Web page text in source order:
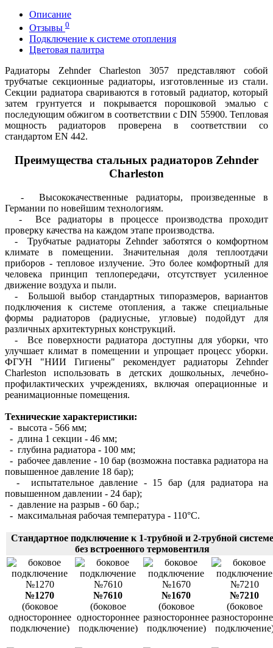
Описание
Отзывы 0
Подключение к системе отопления
Цветовая палитра
Радиаторы Zehnder Charleston 3057 представляют собой
трубчатые секционные радиаторы, изготовленные из стали.
Секции радиатора свариваются в готовый радиатор, который
затем грунтуется и покрывается порошковой эмалью с
последующим обжигом в соответствии с DIN 55900. Тепловая
мощность радиаторов проверена в соответствии со
стандартом EN 442.
Преимущества стальных радиаторов Zehnder
Charleston
- Высококачественные радиаторы, произведенные в
Германии по новейшим технологиям.
- Все радиаторы в процессе производства проходит
проверку качества на каждом этапе производства.
- Трубчатые радиаторы Zehnder заботятся о комфортном
климате в помещении. Значительная доля теплоотдачи
приборов - тепловое излучение. Это более комфортный для
человека принцип теплопередачи, отсутствует усиленное
движение воздуха и пыли.
- Большой выбор стандартных типоразмеров, вариантов
подключения к системе отопления, а также специальные
формы радиаторов (радиусные, угловые) подойдут для
различных архитектурных конструкций.
- Все поверхности радиатора доступны для уборки, что
улучшает климат в помещении и упрощает процесс уборки.
ФГУН "НИИ Гигиены" рекомендует радиаторы Zehnder
Charleston использовать в детских дошкольных, лечебно-
профилактических учреждениях, включая операционные и
реанимационные помещения.
Технические характеристики:
- высота - 566 мм;
- длина 1 секции - 46 мм;
- глубина радиатора - 100 мм;
- рабочее давление - 10 бар (возможна поставка радиатора на
повышенное давление 18 бар);
- испытательное давление - 15 бар (для радиатора на
повышенном давлении - 24 бар);
- давление на разрыв - 60 бар.;
- максимальная рабочая температура - 110°С.
Стандартное подключение к 1-трубной и 2-трубной системе
без встроенного термовентиля
№1270
(боковое
одностороннее
подключение)
№7610
(боковое
одностороннее
подключение)
№1670
(боковое
разностороннее
подключение)
№7210
(боковое